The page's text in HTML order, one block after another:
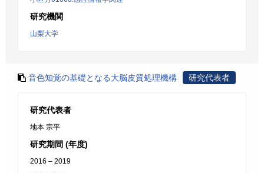
研究機関
山梨大学
音色知覚の基礎となる大脳皮質処理機構 研究代表者
研究代表者
地本 宗平
研究期間 (年度)
2016 – 2019